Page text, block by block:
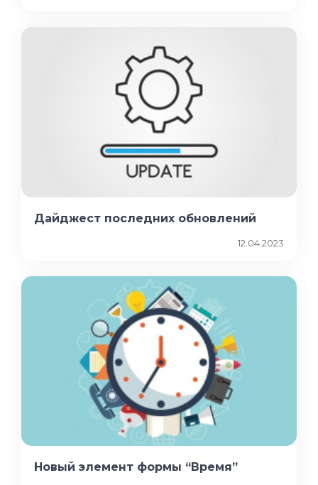
Дайджест последних обновлений
12.04.2023
Новый элемент формы “Время”